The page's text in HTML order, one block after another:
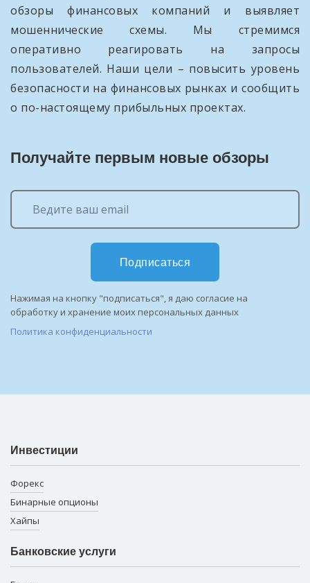
обзоры финансовых компаний и выявляет
мошеннические схемы. Мы стремимся
оперативно реагировать на запросы
пользователей. Наши цели – повысить уровень
безопасности на финансовых рынках и сообщить
о по-настоящему прибыльных проектах.
Получайте первым новые обзоры
Подписаться
Нажимая на кнопку "подписаться", я даю согласие на
обработку и хранение моих персональных данных
Политика конфиденциальности
Инвестиции
Форекс
Бинарные опционы
Хайпы
Банковские услуги